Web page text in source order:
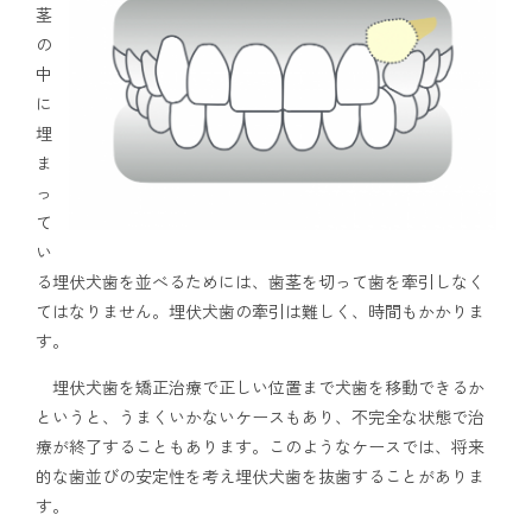
茎
の
中
に
埋
ま
っ
て
い
る埋伏犬歯を並べるためには、歯茎を切って歯を牽引しなく
てはなりません。埋伏犬歯の牽引は難しく、時間もかかりま
す。
埋伏犬歯を矯正治療で正しい位置まで犬歯を移動できるか
というと、うまくいかないケースもあり、不完全な状態で治
療が終了することもあります。このようなケースでは、将来
的な歯並びの安定性を考え埋伏犬歯を抜歯することがありま
す。